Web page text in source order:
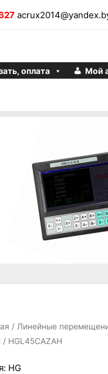
оплата Мой
/Линейные
/ HGL45CAZAH
HG